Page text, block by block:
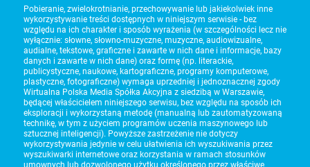
Pobieranie, zwielokrotnianie, przechowywanie lub jakiekolwiek inne
wykorzystywanie treści dostępnych w niniejszym serwisie - bez
względu na ich charakter i sposób wyrażenia (w szczególności lecz nie
wyłącznie: słowne, słowno-muzyczne, muzyczne, audiowizualne,
audialne, tekstowe, graficzne i zawarte w nich dane i informacje, bazy
danych i zawarte w nich dane) oraz formę (np. literackie,
publicystyczne, naukowe, kartograficzne, programy komputerowe,
plastyczne, fotograficzne) wymaga uprzedniej i jednoznacznej zgody
Wirtualna Polska Media Spółka Akcyjna z siedzibą w Warszawie,
będącej właścicielem niniejszego serwisu, bez względu na sposób ich
eksploracji i wykorzystaną metodę (manualną lub zautomatyzowaną
technikę, w tym z użyciem programów uczenia maszynowego lub
sztucznej inteligencji). Powyższe zastrzeżenie nie dotyczy
wykorzystywania jedynie w celu ułatwienia ich wyszukiwania przez
wyszukiwarki internetowe oraz korzystania w ramach stosunków
umownych lub dozwolonego użytku określonego przez właściwe